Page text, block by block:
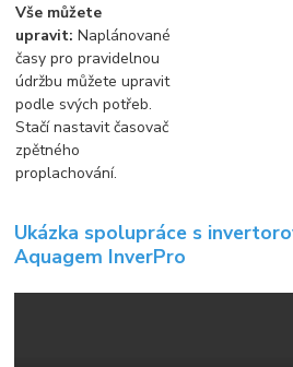
Vše můžete
upravit: Naplánované
časy pro pravidelnou
údržbu můžete upravit
podle svých potřeb.
Stačí nastavit časovač
zpětného
proplachování.
Ukázka spolupráce s
Aquagem InverPro